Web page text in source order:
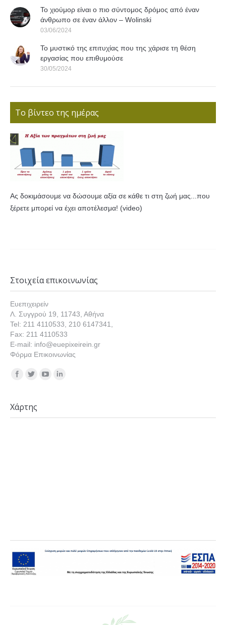
Το χιούμορ είναι ο πιο σύντομος δρόμος από έναν
άνθρωπο σε έναν άλλον – Wolinski
03/06/2024
Το μυστικό της επιτυχίας που της χάρισε τη θέση
εργασίας που επιθυμούσε
30/05/2024
Το βίντεο της ημέρας
Ας δοκιμάσουμε να δώσουμε αξία σε κάθε τι στη ζωή μας...που
ξέρετε μπορεί να έχει αποτέλεσμα! (video)
Στοιχεία επικοινωνίας
Ευεπιχειρείν
Λ. Συγγρού 19, 11743, Αθήνα
Tel: 211 4110533, 210 6147341,
Fax: 211 4110533
E-mail: info@euepixeirein.gr
Φόρμα Επικοινωνίας
Find us on:
Χάρτης